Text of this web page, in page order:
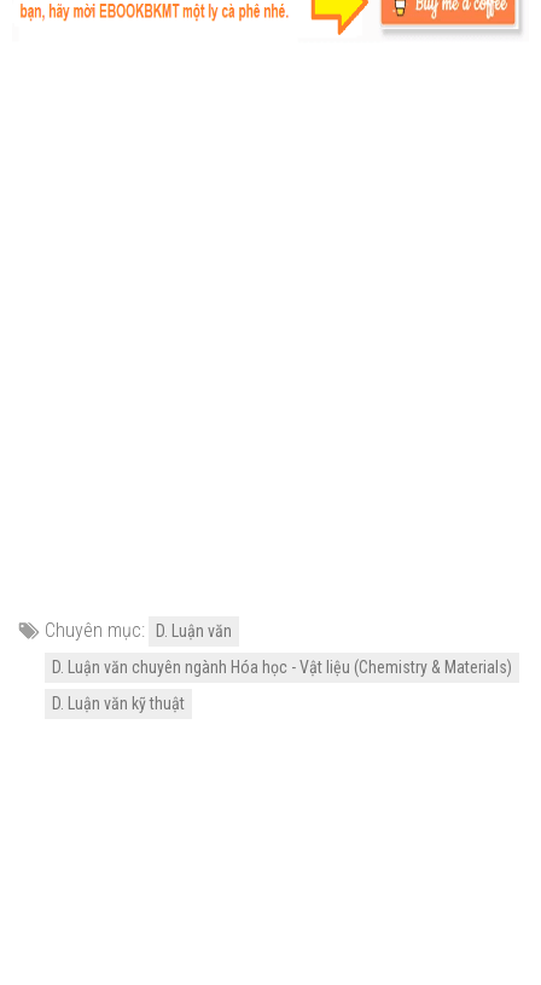
Chuyên mục:
D. Luận văn
D. Luận văn chuyên ngành Hóa học - Vật liệu (Chemistry & Materials)
D. Luận văn kỹ thuật